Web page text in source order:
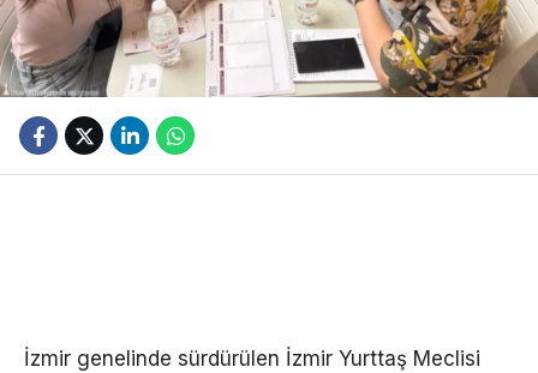
İzmir genelinde sürdürülen İzmir Yurttaş Meclisi